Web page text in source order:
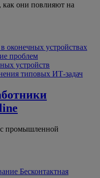
как они повлияют на
оконечных устройствах
проблем
устройств
типовых ИТ-задач
промышленной
Бесконтактная